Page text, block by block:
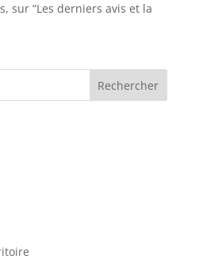
sur “Les derniers avis et la